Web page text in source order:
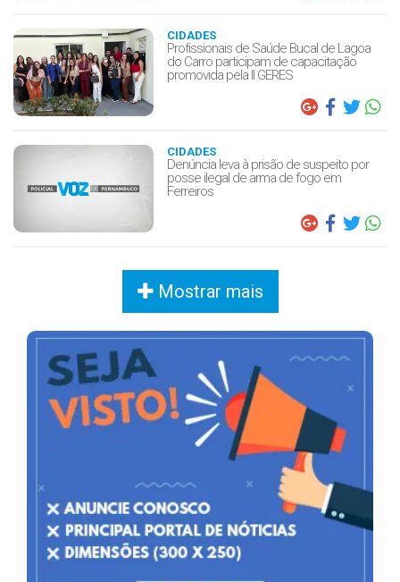
CIDADES
Profissionais de Saúde Bucal de Lagoa
do Carro participam de capacitação
promovida pela II GERES
CIDADES
Denúncia leva à prisão de suspeito por
posse ilegal de arma de fogo em
Ferreiros
Mostrar mais